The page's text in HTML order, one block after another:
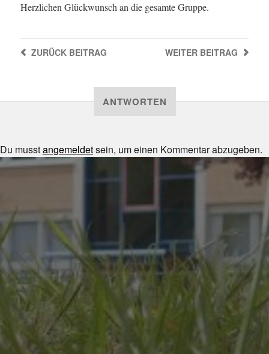
Herzlichen Glückwunsch an die gesamte Gruppe.
WEITER BEITRAG
ZURÜCKBEITRAG
ANTWORTEN
Du musstangemeldetsein, um einen Kommentar abzugeben.
JULI 8, 2026